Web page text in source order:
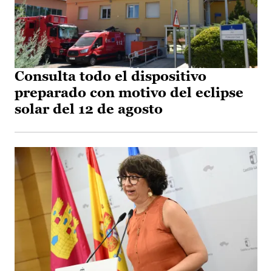
Consulta todo el dispositivo
preparado con motivo del eclipse
solar del 12 de agosto